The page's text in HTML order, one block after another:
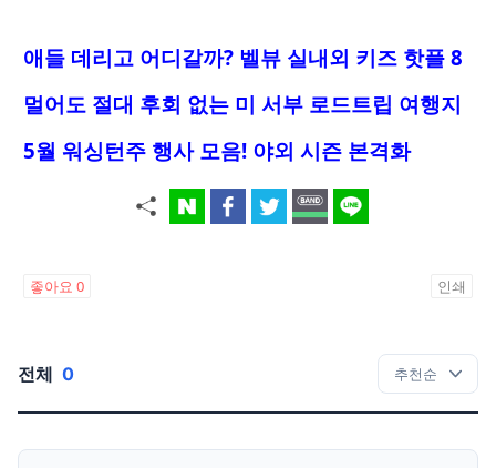
애들 데리고 어디갈까? 벨뷰 실내외 키즈 핫플 8
멀어도 절대 후회 없는 미 서부 로드트립 여행지
5월 워싱턴주 행사 모음! 야외 시즌 본격화
좋아요 0 인쇄
전체 0